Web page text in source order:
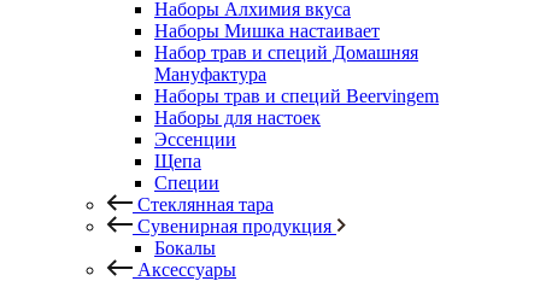
Наборы Алхимия вкуса
Наборы Мишка настаивает
Набор трав и специй Домашняя
Мануфактура
Наборы трав и специй Beervingem
Наборы для настоек
Эссенции
Щепа
Специи
Стеклянная тара
Сувенирная продукция
Бокалы
Аксессуары